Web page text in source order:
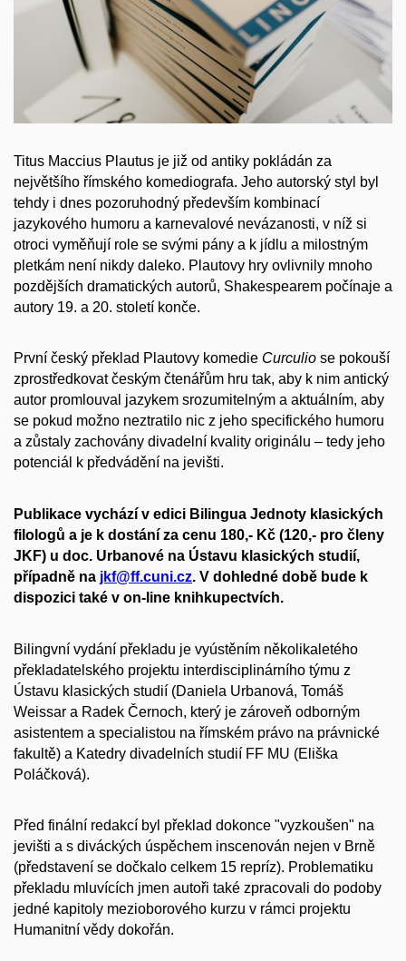
Titus Maccius Plautus je již od antiky pokládán za
největšího římského komediografa. Jeho autorský styl byl
tehdy i dnes pozoruhodný především kombinací
jazykového humoru a karnevalové nevázanosti, v níž si
otroci vyměňují role se svými pány a k jídlu a milostným
pletkám není nikdy daleko. Plautovy hry ovlivnily mnoho
pozdějších dramatických autorů, Shakespearem počínaje a
autory 19. a 20. století konče.
První český překlad Plautovy komedie Curculio se pokouší
zprostředkovat českým čtenářům hru tak, aby k nim antický
autor promlouval jazykem srozumitelným a aktuálním, aby
se pokud možno neztratilo nic z jeho specifického humoru
a zůstaly zachovány divadelní kvality originálu – tedy jeho
potenciál k předvádění na jevišti.
Publikace vychází v edici Bilingua Jednoty klasických
filologů a je k dostání za cenu 180,- Kč (120,- pro členy
JKF) u doc. Urbanové na Ústavu klasických studií,
případně na jkf@ff.cuni.cz. V dohledné době bude k
dispozici také v on-line knihkupectvích.
Bilingvní vydání překladu je vyústěním několikaletého
překladatelského projektu interdisciplinárního týmu z
Ústavu klasických studií (Daniela Urbanová, Tomáš
Weissar a Radek Černoch, který je zároveň odborným
asistentem a specialistou na římském právo na právnické
fakultě) a Katedry divadelních studií FF MU (Eliška
Poláčková).
Před finální redakcí byl překlad dokonce "vyzkoušen" na
jevišti a s diváckých úspěchem inscenován nejen v Brně
(představení se dočkalo celkem 15 repríz). Problematiku
překladu mluvících jmen autoři také zpracovali do podoby
jedné kapitoly mezioborového kurzu v rámci projektu
Humanitní vědy dokořán.